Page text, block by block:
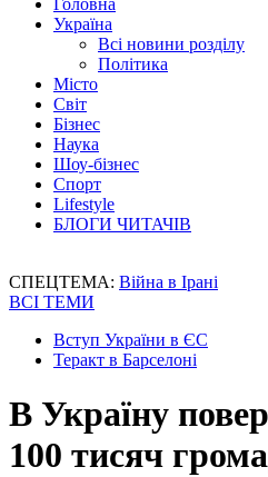
Головна
Україна
Всі новини розділу
Політика
Місто
Світ
Бізнес
Наука
Шоу-бізнес
Спорт
Lifestyle
БЛОГИ ЧИТАЧІВ
СПЕЦТЕМА: Війна в Ірані
ВСІ ТЕМИ
Вступ України в ЄС
Теракт в Барселоні
В Україну
100 тисяч